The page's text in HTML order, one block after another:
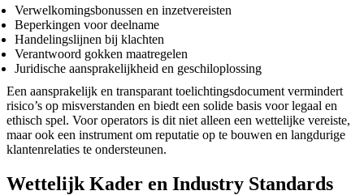
Verwelkomingsbonussen en inzetvereisten
Beperkingen voor deelname
Handelingslijnen bij klachten
Verantwoord gokken maatregelen
Juridische aansprakelijkheid en geschiloplossing
Een aansprakelijk en transparant toelichtingsdocument vermindert
risico’s op misverstanden en biedt een solide basis voor legaal en
ethisch spel. Voor operators is dit niet alleen een wettelijke vereiste,
maar ook een instrument om reputatie op te bouwen en langdurige
klantenrelaties te ondersteunen.
Wettelijk Kader en Industry Standards